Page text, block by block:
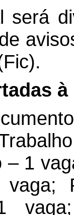
será
– 1